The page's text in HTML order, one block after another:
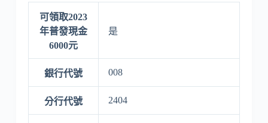
可領取2023
年普發現金
6000元
是
銀行代號 008
分行代號 2404